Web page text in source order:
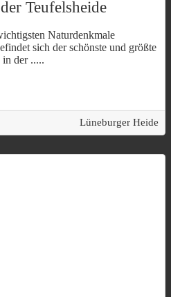
Teufelsheide
Naturdenkmale
sich der schönste und größte
in der .....
Lüneburger Heide